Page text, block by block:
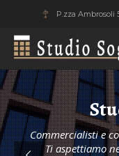
P.zza Ambrosoli
Studio Sogliano
Commercialisti e
Ti aspettiamo